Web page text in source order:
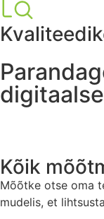
Kõik
Mõõtke otse oma
mudelis, et